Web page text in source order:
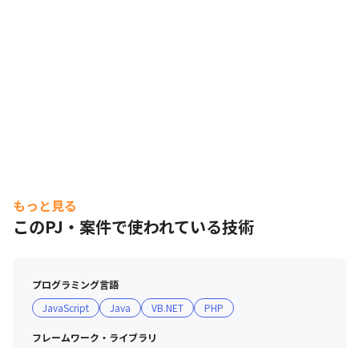
もっと見る
このPJ・案件で使われている技術
プログラミング言語
JavaScript
Java VB.NET PHP
フレームワーク・ライブラリ